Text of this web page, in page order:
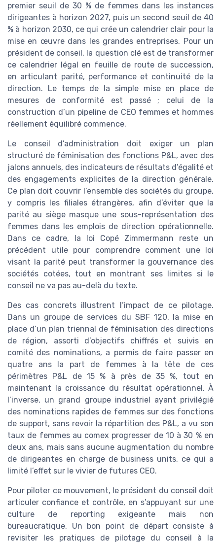
premier seuil de 30 % de femmes dans les instances
dirigeantes à horizon 2027, puis un second seuil de 40
% à horizon 2030, ce qui crée un calendrier clair pour la
mise en œuvre dans les grandes entreprises. Pour un
président de conseil, la question clé est de transformer
ce calendrier légal en feuille de route de succession,
en articulant parité, performance et continuité de la
direction. Le temps de la simple mise en place de
mesures de conformité est passé ; celui de la
construction d’un pipeline de CEO femmes et hommes
réellement équilibré commence.
Le conseil d’administration doit exiger un plan
structuré de féminisation des fonctions P&L, avec des
jalons annuels, des indicateurs de résultats d’égalité et
des engagements explicites de la direction générale.
Ce plan doit couvrir l’ensemble des sociétés du groupe,
y compris les filiales étrangères, afin d’éviter que la
parité au siège masque une sous-représentation des
femmes dans les emplois de direction opérationnelle.
Dans ce cadre, la loi Copé Zimmermann reste un
précédent utile pour comprendre comment une loi
visant la parité peut transformer la gouvernance des
sociétés cotées, tout en montrant ses limites si le
conseil ne va pas au-delà du texte.
Des cas concrets illustrent l’impact de ce pilotage.
Dans un groupe de services du SBF 120, la mise en
place d’un plan triennal de féminisation des directions
de région, assorti d’objectifs chiffrés et suivis en
comité des nominations, a permis de faire passer en
quatre ans la part de femmes à la tête de ces
périmètres P&L de 15 % à près de 35 %, tout en
maintenant la croissance du résultat opérationnel. À
l’inverse, un grand groupe industriel ayant privilégié
des nominations rapides de femmes sur des fonctions
de support, sans revoir la répartition des P&L, a vu son
taux de femmes au comex progresser de 10 à 30 % en
deux ans, mais sans aucune augmentation du nombre
de dirigeantes en charge de business units, ce qui a
limité l’effet sur le vivier de futures CEO.
Pour piloter ce mouvement, le président du conseil doit
articuler confiance et contrôle, en s’appuyant sur une
culture de reporting exigeante mais non
bureaucratique. Un bon point de départ consiste à
revisiter les pratiques de pilotage du conseil à la